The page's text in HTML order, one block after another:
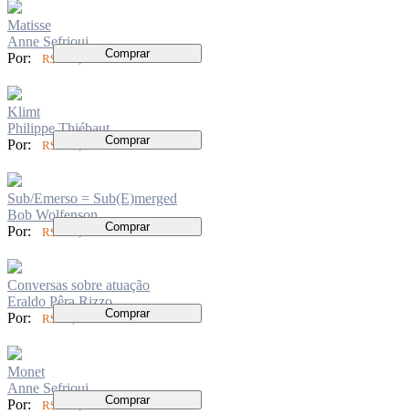
Matisse
Anne Sefrioui
Por:
R$ 199,00 Comprar
Klimt
Philippe Thiébaut
Por:
R$ 199,00 Comprar
Sub/Emerso = Sub(E)merged
Bob Wolfenson
Por:
R$ 140,00 Comprar
Conversas sobre atuação
Eraldo Pêra Rizzo
Por:
R$ 76,00 Comprar
Monet
Anne Sefrioui
Por:
R$ 199,00 Comprar